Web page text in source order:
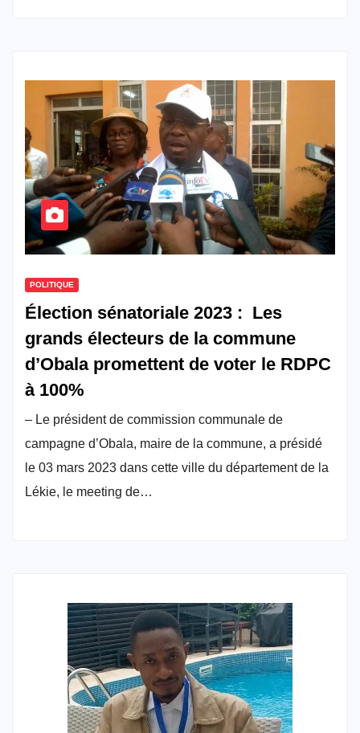
POLITIQUE
Élection sénatoriale 2023 : Les
grands électeurs de la commune
d’Obala promettent de voter le RDPC
à 100%
– Le président de commission communale de
campagne d’Obala, maire de la commune, a présidé
le 03 mars 2023 dans cette ville du département de la
Lékie, le meeting de…